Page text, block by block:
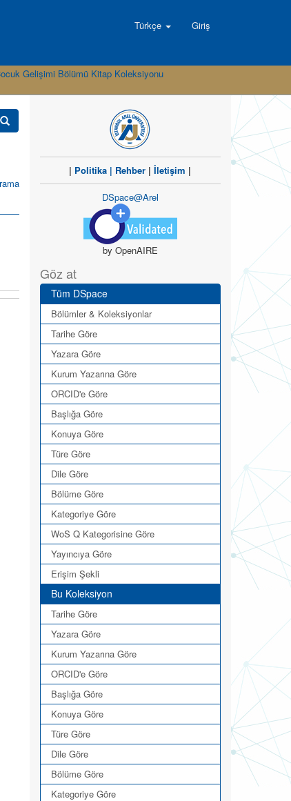
Türkçe Giriş
Gelişimi Bölümü Kitap Koleksiyonu
| Politika | Rehber |İletişim |
DSpace@Arel
by OpenAIRE
Göz at
Tüm DSpace
Bölümler & Koleksiyonlar
Tarihe Göre
Yazara Göre
Kurum Yazarına Göre
ORCID'e Göre
Başlığa Göre
Konuya Göre
Türe Göre
Dile Göre
Bölüme Göre
Kategoriye Göre
WoS Q Kategorisine Göre
Yayıncıya Göre
Erişim Şekli
Bu Koleksiyon
Tarihe Göre
Yazara Göre
Kurum Yazarına Göre
ORCID'e Göre
Başlığa Göre
Konuya Göre
Türe Göre
Dile Göre
Bölüme Göre
Kategoriye Göre